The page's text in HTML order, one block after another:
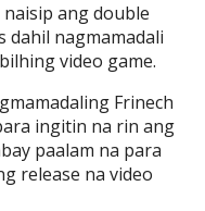
naisip ang double
dahil nagmamadali
video game.
Frinech
ingitin na rin ang
paalam na para
release na video